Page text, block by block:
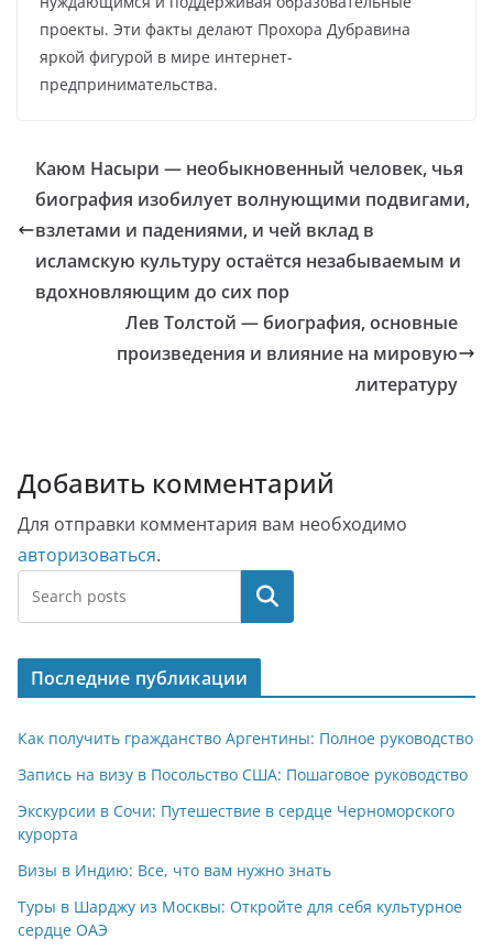
проекты. Эти факты делают Прохора Дубравина
яркой фигурой в мире интернет-
предпринимательства.
Каюм Насыри — необыкновенный человек, чья
биография изобилует волнующими подвигами,
взлетами и падениями, и чей вклад в
исламскую культуру остаётся незабываемым и
вдохновляющим до сих пор
Лев Толстой — биография, основные
произведения и влияние на мировую
литературу
Добавить комментарий
Для отправки комментария вам необходимо
авторизоваться.
Поиск
Последние публикации
Как получить гражданство Аргентины: Полное руководство
Запись на визу в Посольство США: Пошаговое руководство
Экскурсии в Сочи: Путешествие в сердце Черноморского
курорта
Визы в Индию: Все, что вам нужно знать
Туры в Шарджу из Москвы: Откройте для себя культурное
сердце ОАЭ